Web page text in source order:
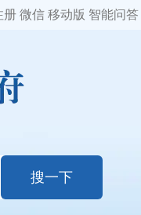
册 微信 移动版 智能问答